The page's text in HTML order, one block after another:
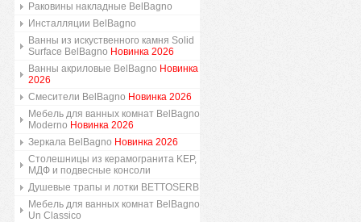
Раковины накладные BelBagno
Инсталляции BelBagno
Ванны из искуственного камня Solid
Surface BelBagno Новинка 2026
Ванны акриловые BelBagno Новинка
2026
Смесители BelBagno Новинка 2026
Мебель для ванных комнат BelBagno
Moderno Новинка 2026
Зеркала BelBagno Новинка 2026
Столешницы из керамогранита KEP,
МДФ и подвесные консоли
Душевые трапы и лотки BETTOSERB
Мебель для ванных комнат BelBagno
Un Classico